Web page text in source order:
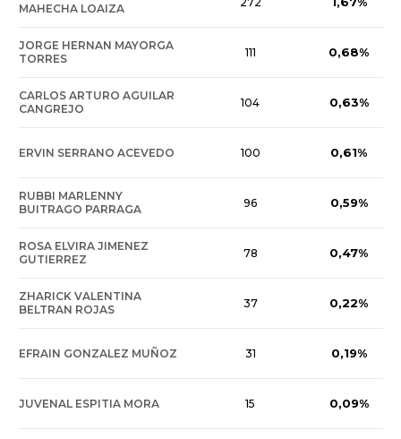
MAHECHA LOAIZA
JORGE HERNAN MAYORGA
TORRES
111 0,68%
CARLOS ARTURO AGUILAR
CANGREJO
104 0,63%
ERVIN SERRANO ACEVEDO 100 0,61%
RUBBI MARLENNY
BUITRAGO PARRAGA
96 0,59%
ROSA ELVIRA JIMENEZ
GUTIERREZ
78 0,47%
ZHARICK VALENTINA
BELTRAN ROJAS
37 0,22%
EFRAIN GONZALEZ MUÑOZ 31 0,19%
JUVENAL ESPITIA MORA 15 0,09%